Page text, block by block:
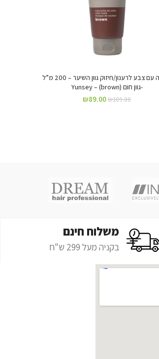
מסכה עם צבע לרענון/חיזוק גוון השיער – 200 מ”ל
-גוון חום (brown) – Yunsey
₪109.00
₪89.00
משלוח חינם
בקניה מעל 299 ש"ח